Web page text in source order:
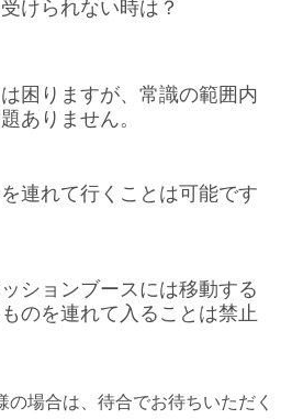
けられない時は？
困りますが、常識の範囲内
ありません。
連れて行くことは可能です
ションブースには移動する
のを連れて入ることは禁止
の場合は、待合でお待ちいただく